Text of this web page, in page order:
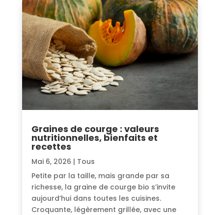
Graines de courge : valeurs
nutritionnelles, bienfaits et
recettes
Mai 6, 2026 | Tous
Petite par la taille, mais grande par sa
richesse, la graine de courge bio s’invite
aujourd’hui dans toutes les cuisines.
Croquante, légèrement grillée, avec une